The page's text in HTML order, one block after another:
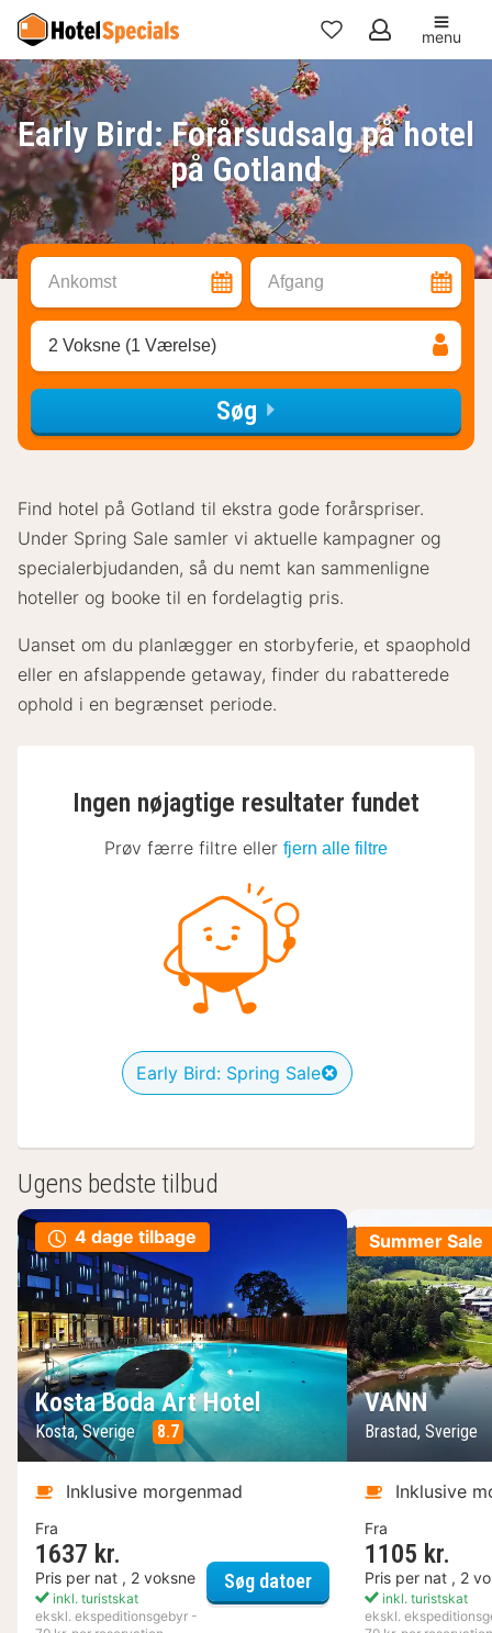
Mine
favoritter
menu
Early Bird: Forårsudsalg på hotel
på Gotland
Ankomst Afgang
2 Voksne (1 Værelse)
Søg
Find hotel på Gotland til ekstra gode forårspriser.
Under Spring Sale samler vi aktuelle kampagner og
specialerbjudanden, så du nemt kan sammenligne
hoteller og booke til en fordelagtig pris.
Uanset om du planlægger en storbyferie, et spaophold
eller en afslappende getaway, finder du rabatterede
ophold i en begrænset periode.
Ingen nøjagtige resultater fundet
Prøv færre filtre eller fjern alle filtre
Early Bird: Spring Sale
Ugens bedste tilbud
4 dage tilbage
Kosta Boda Art Hotel
Kosta, Sverige 8.7
Inklusive morgenmad
Fra
1637 kr.
Pris per nat , 2 voksne
inkl. turistskat
ekskl. ekspeditionsgebyr -
Søg datoerKosta Boda Art Hotel
Summer Sale
VANN
Brastad, Sverige
Inklusive
Fra
1105 kr.
Pris per nat , 2
inkl. turistskat
ekskl.